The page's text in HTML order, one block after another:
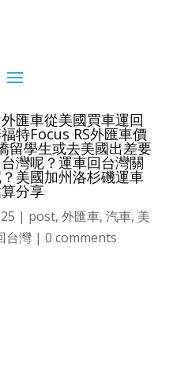
匯車從美國買車運回
特Focus RS外匯車價
留學生或去美國出差要
灣呢？運車回台灣關
美國加州洛杉磯運車
分享
| post, 外匯車, 汽車, 美
台灣| 0 comments